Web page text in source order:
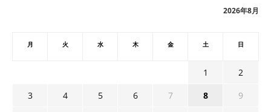
2026年8月
月 火 水 木 金 土 日
1
2
3
4 5 6 7 8
9